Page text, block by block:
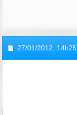
27/01/2012, 14h25